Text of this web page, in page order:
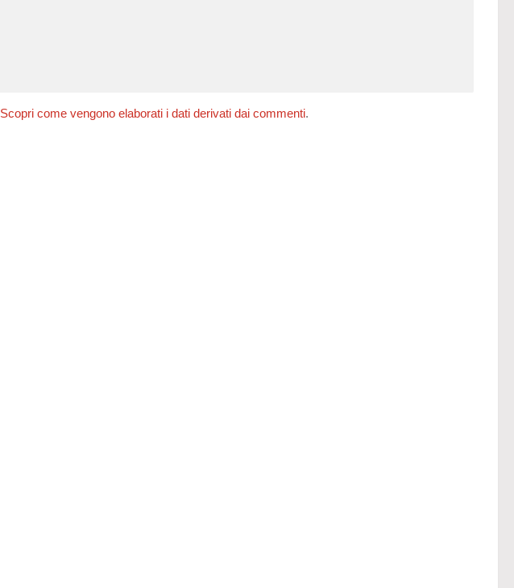
Scopri come vengono elaborati i dati derivati dai commenti.